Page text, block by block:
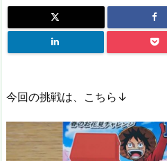
今回の挑戦は、こちら↓